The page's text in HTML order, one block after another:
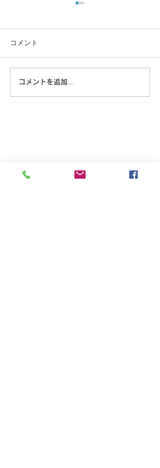
この重機…
コメント
コメントを追加…